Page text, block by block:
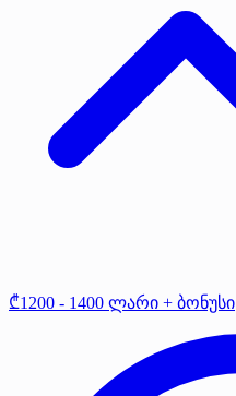
₾1200 - 1400 ლარი + ბონუსი